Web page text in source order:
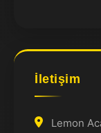
İletişim
Lemon